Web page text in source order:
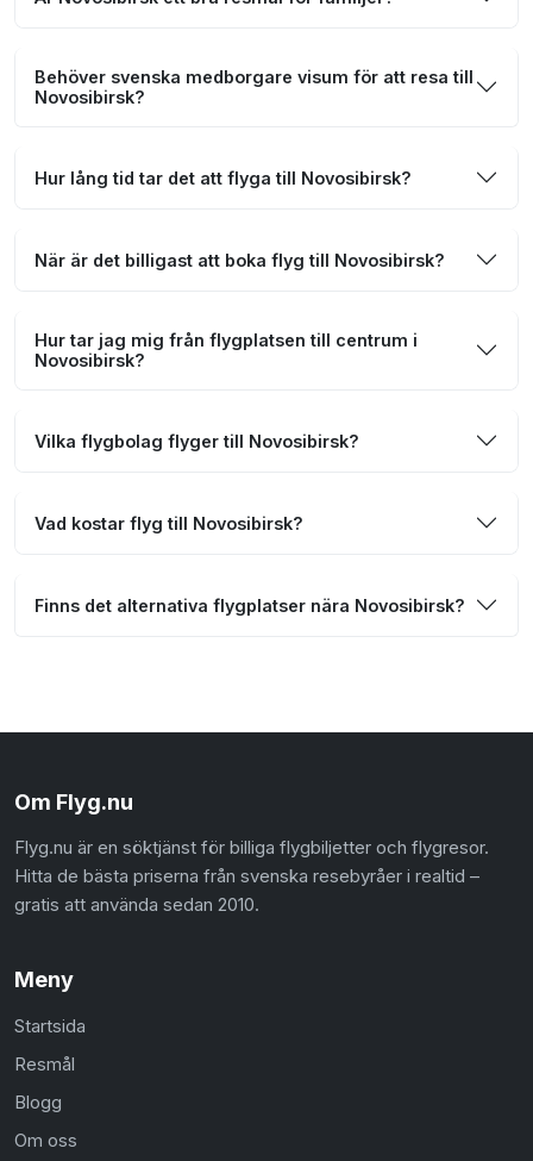
Behöver svenska medborgare visum för att resa till
Novosibirsk?
Hur lång tid tar det att flyga till Novosibirsk?
När är det billigast att boka flyg till Novosibirsk?
Hur tar jag mig från flygplatsen till centrum i
Novosibirsk?
Vilka flygbolag flyger till Novosibirsk?
Vad kostar flyg till Novosibirsk?
Finns det alternativa flygplatser nära Novosibirsk?
Om Flyg.nu
Flyg.nu är en söktjänst för billiga flygbiljetter och flygresor.
Hitta de bästa priserna från svenska resebyråer i realtid –
gratis att använda sedan 2010.
Meny
Startsida
Resmål
Blogg
Om oss